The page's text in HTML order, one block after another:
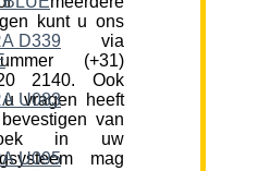
kunt u ons
via
(+31)
2140. Ook
u vragen heeft
van
in uw
mag